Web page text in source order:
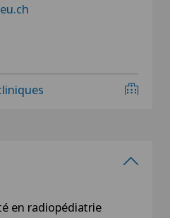
en radiopédiatrie